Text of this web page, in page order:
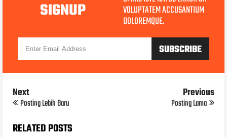
SIGNUP VOLUPTATEM ACCUSANTIUM
DOLOREMQUE.
Next
Posting Lebih Baru
Previous
Posting Lama
RELATED POSTS